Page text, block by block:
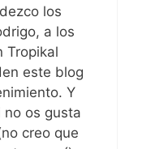
los
a los
Tropikal
este blog
Y
no os gusta
creo que